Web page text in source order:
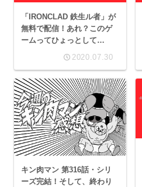
「IRONCLAD 鉄生ル者」が
無料で配信！あれ？このゲ
ームってひょっとして…
2020.07.30
キン肉マン 第316話・シリ
ーズ完結！そして、終わり